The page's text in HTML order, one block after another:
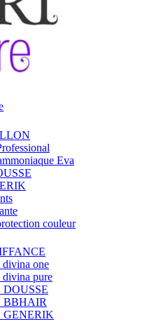
Eva
couleur
divina one
divina pure
BBHAIR